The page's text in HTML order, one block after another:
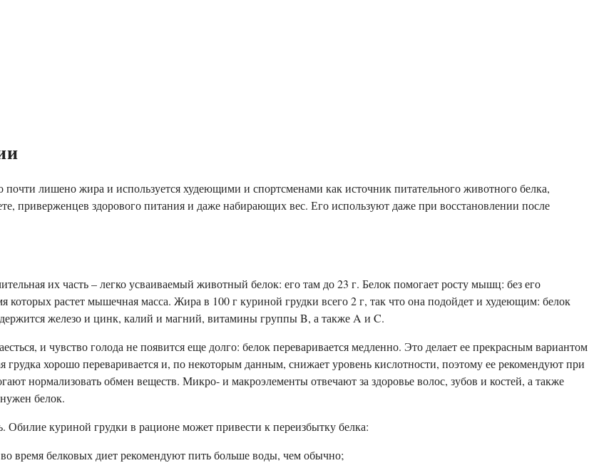
лишено жира и используется худеющими и спортсменами как источник питательного животного белка,
приверженцев здорового питания и даже набирающих вес. Его используют даже при восстановлении после
их часть – легко усваиваемый животный белок: его там до 23 г. Белок помогает росту мышц: без его
которых растет мышечная масса. Жира в 100 г куриной грудки всего 2 г, так что она подойдет и худеющим: белок
железо и цинк, калий и магний, витамины группы B, а также A и C.
и чувство голода не появится еще долго: белок переваривается медленно. Это делает ее прекрасным вариантом
хорошо переваривается и, по некоторым данным, снижает уровень кислотности, поэтому ее рекомендуют при
нормализовать обмен веществ. Микро- и макроэлементы отвечают за здоровье волос, зубов и костей, а также
белок.
куриной грудки в рационе может привести к переизбытку белка:
время белковых диет рекомендуют пить больше воды, чем обычно;